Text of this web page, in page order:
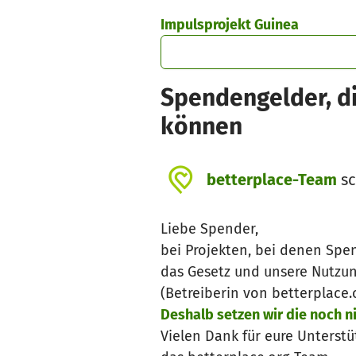
Impulsprojekt Guinea
Spendengelder,
können
betterplace-Team
Liebe Spender,
bei Projekten, bei denen
das Gesetz und unsere
(Betreiberin von
Deshalb setzen wir die noch
Vielen Dank für eure